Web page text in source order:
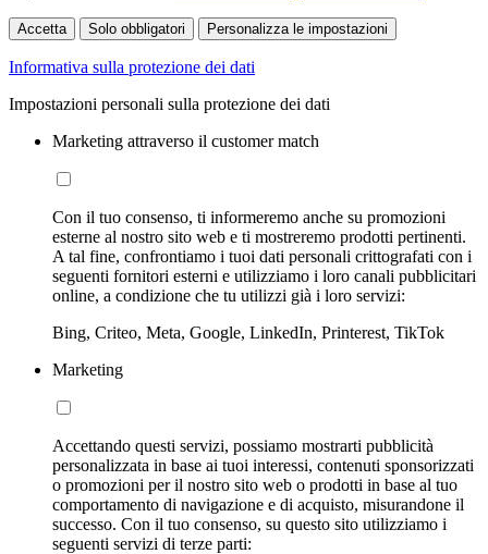
Accetta Solo obbligatori Personalizza le impostazioni
Informativa sulla protezione dei dati
Impostazioni personali sulla protezione dei dati
Marketing attraverso il customer match
Con il tuo consenso, ti informeremo anche su promozioni
esterne al nostro sito web e ti mostreremo prodotti pertinenti.
A tal fine, confrontiamo i tuoi dati personali crittografati con i
seguenti fornitori esterni e utilizziamo i loro canali pubblicitari
online, a condizione che tu utilizzi già i loro servizi:
Bing, Criteo, Meta, Google, LinkedIn, Printerest, TikTok
Marketing
Accettando questi servizi, possiamo mostrarti pubblicità
personalizzata in base ai tuoi interessi, contenuti sponsorizzati
o promozioni per il nostro sito web o prodotti in base al tuo
comportamento di navigazione e di acquisto, misurandone il
successo. Con il tuo consenso, su questo sito utilizziamo i
seguenti servizi di terze parti: